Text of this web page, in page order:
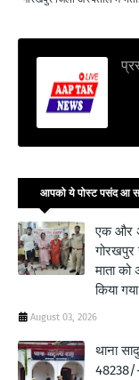
आपको ये पोस्ट पसंद आ
एक और
माता
किया
August 03, 2026
थाना